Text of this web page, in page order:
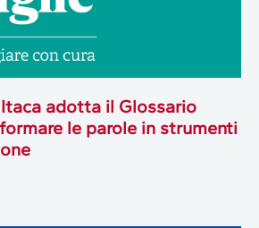
adotta il Glossario
le parole in strumenti